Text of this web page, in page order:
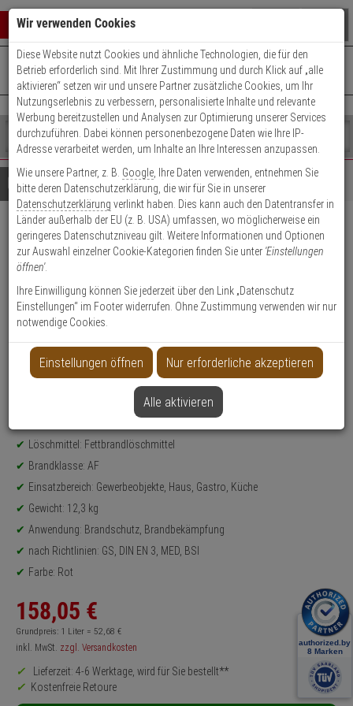
0 ARTIKEL IM WARENKORB
Ihr Warenkorb ist momentan leer.
Ergebnisse ()
Fertig
Shop
durchsuchen
Bitte
geben
Sie
mindestens
Zeichen
ein,
um
Suche
Es
wurde
noch
Kategorien
Suche
gestartet
+49 (0)821 899 493-0Mo. - Do.: 8:00 - 16:30 | Fr.: 8:00 - 14:00 Uhr
Kontaktservice nutzen
Details Beratung
GLORIA Fettbrandlöscher FA
6 Easy
Produktmerkmale
Datenblatt drucken
Produktinformationen
Set-Inhalt: Wandhalterung, Feuerlöscher
Aufladelöscher, Feuerlöscher - Modell: Easy-Line
Löschmittel: Fettbrandlöschmittel
Brandklasse: AF
Einsatzbereich: Gewerbeobjekte, Haus, Gastro, Küche
Gewicht: 12,3 kg
Anwendung: Brandschutz, Brandbekämpfung
nach Richtlinien: GS, DIN EN 3, MED, BSI
Farbe: Rot
158,05 €
Grundpreis: 1 Liter = 52,68 €
inkl. MwSt. zzgl. Versandkosten
Lieferzeit: 4-6 Werktage, wird für Sie bestellt**
Kostenfreie Retoure
Wir verwenden Cookies
Diese Website nutzt Cookies und ähnliche Technologien, die für den
Betrieb erforderlich sind. Mit Ihrer Zustimmung und durch Klick auf „alle
aktivieren“ setzen wir und unsere Partner zusätzliche Cookies, um Ihr
Nutzungserlebnis zu verbessern, personalisierte Inhalte und relevante
Werbung bereitzustellen und Analysen zur Optimierung unserer Services
durchzuführen. Dabei können personenbezogene Daten wie Ihre IP-
Adresse verarbeitet werden, um Inhalte an Ihre Interessen anzupassen.
Wie unsere Partner, z. B. Google , Ihre Daten verwenden, entnehmen Sie
bitte deren Datenschutzerklärung, die wir für Sie in unserer
Datenschutzerklärung verlinkt haben. Dies kann auch den Datentransfer in
Länder außerhalb der EU (z. B. USA) umfassen, wo möglicherweise ein
geringeres Datenschutzniveau gilt. Weitere Informationen und Optionen
zur Auswahl einzelner Cookie-Kategorien finden Sie unter 'Einstellungen
öffnen'.
Ihre Einwilligung können Sie jederzeit über den Link „Datenschutz
Einstellungen“ im Footer widerrufen. Ohne Zustimmung verwenden wir nur
notwendige Cookies.
Einstellungen öffnen Nur erforderliche akzeptieren
Alle aktivieren